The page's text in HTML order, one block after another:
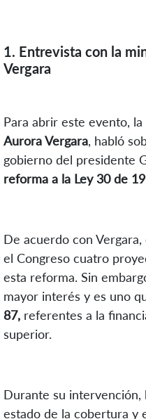
1. Entrevista con la
Vergara
Para abrir este evento, la
Aurora Vergara, habló
gobierno del presidente
reforma a la Ley 30 de
De acuerdo con
el Congreso cuatro
esta reforma. Sin
mayor interés y es uno
87, referentes a la
superior.
Durante su intervención,
estado de la cobertura y